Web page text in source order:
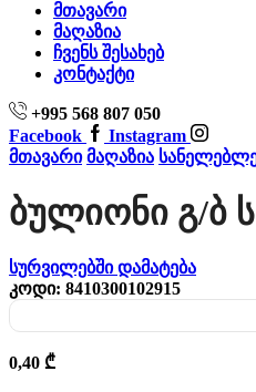
მთავარი
მაღაზია
ჩვენს შესახებ
კონტაქტი
+995 568 807 050
Facebook
Instagram
მთავარი მაღაზია
Ბულიონი Გ/ბ
სურვილებში დამატება
კოდი: 8410300102915
0,40 ₾